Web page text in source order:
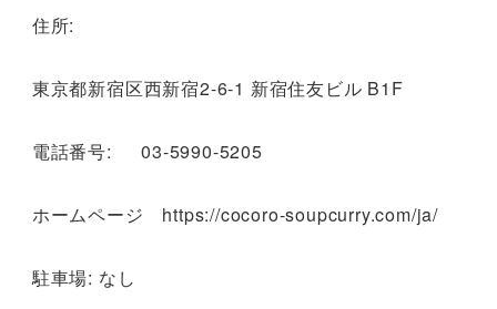
住所:
東京都新宿区西新宿2-6-1 新宿住友ビル B1F
電話番号: 03-5990-5205
ホームページ https://cocoro-soupcurry.com/ja/
駐車場: なし